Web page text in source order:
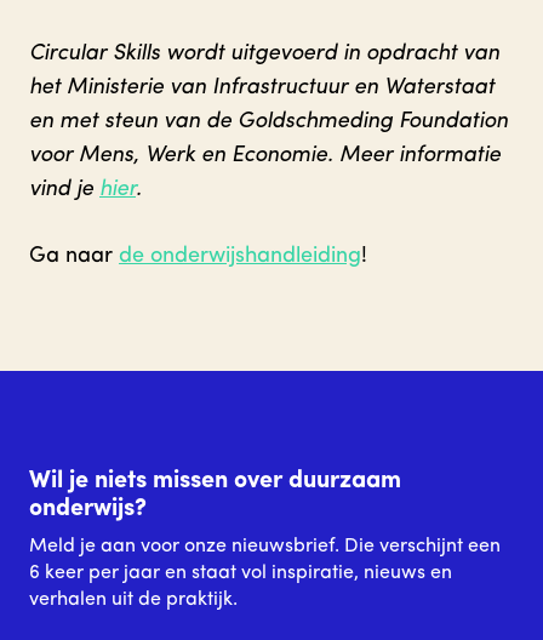
Circular Skills wordt uitgevoerd in opdracht van
het Ministerie van Infrastructuur en Waterstaat
en met steun van de Goldschmeding Foundation
voor Mens, Werk en Economie. Meer informatie
vind je hier.
Ga naar de onderwijshandleiding!
Wil je niets missen over duurzaam
onderwijs?
Meld je aan voor onze nieuwsbrief. Die verschijnt een
6 keer per jaar en staat vol inspiratie, nieuws en
verhalen uit de praktijk.